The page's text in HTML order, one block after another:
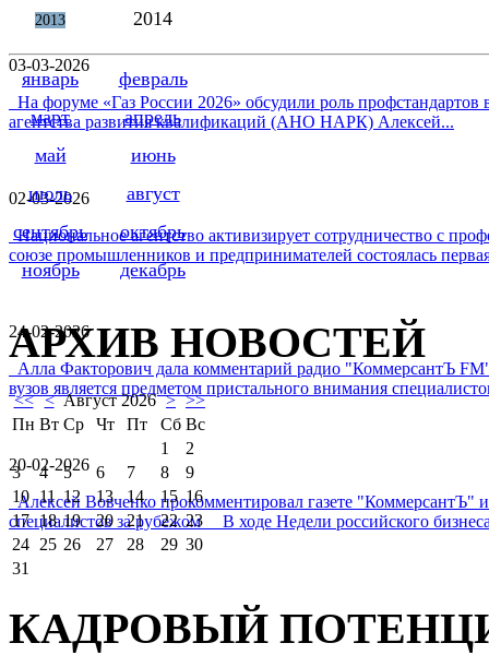
03-03-2026
На форуме «Газ России 2026» обсудили роль
агентства развития квалификаций (АНО НАРК) Алексей...
02-03-2026
Национальное агентство активизирует сотрудничество с
союзе промышленников и предпринимателей состоялась
24-02-2026
Алла Факторович дала комментарий радио "КоммерсантЪ
вузов является предметом пристального внимания
20-02-2026
Алексей Вовченко прокомментировал газете
специалистов за рубежом В ходе Недели российского
2013 2014
январь
февраль
март
апрель
май
июнь
июль
август
сентябрь
октябрь
ноябрь
декабрь
АРХИВ НОВОСТЕЙ
<< < Август 2026 > >>
Пн Вт Ср Чт Пт Сб Вс
1
2
3
4 5 6 7 8
9
10 11 12 13 14 15 16
17 18 19 20 21 22 23
24 25 26 27 28 29 30
31
КАДРОВЫЙ